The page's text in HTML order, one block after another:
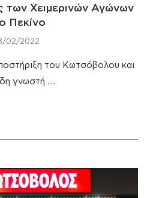
των Χειμερινών Αγώνων
Πεκίνο
02/2022
του Κωτσόβολου και
γνωστή …